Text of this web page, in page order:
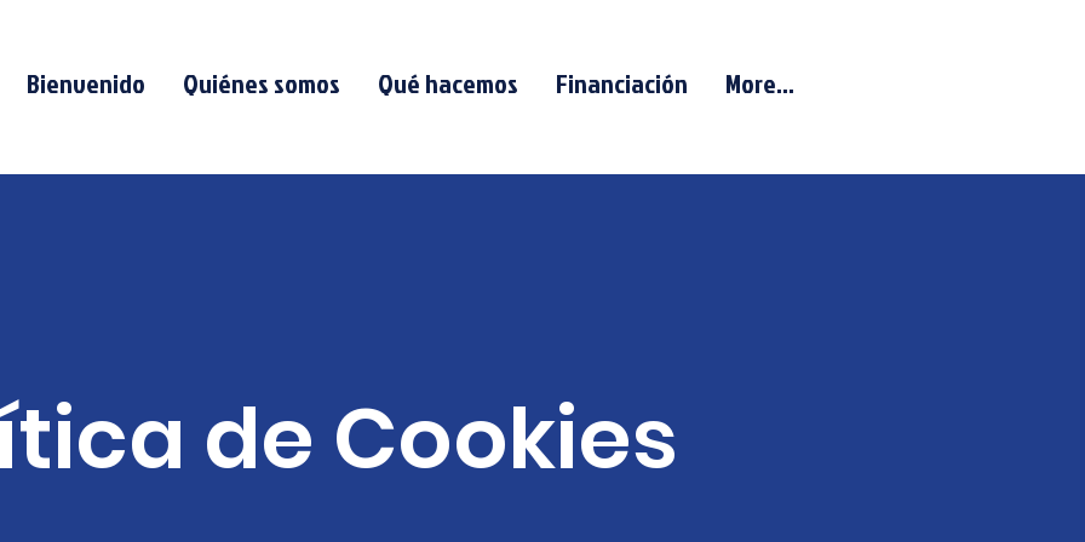
Bienvenido Quiénes somos Qué hacemos Financiación More...
de Cookies